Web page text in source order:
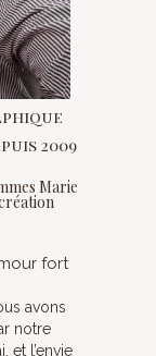
2009
Marie
fort
avons
notre
et l’envie